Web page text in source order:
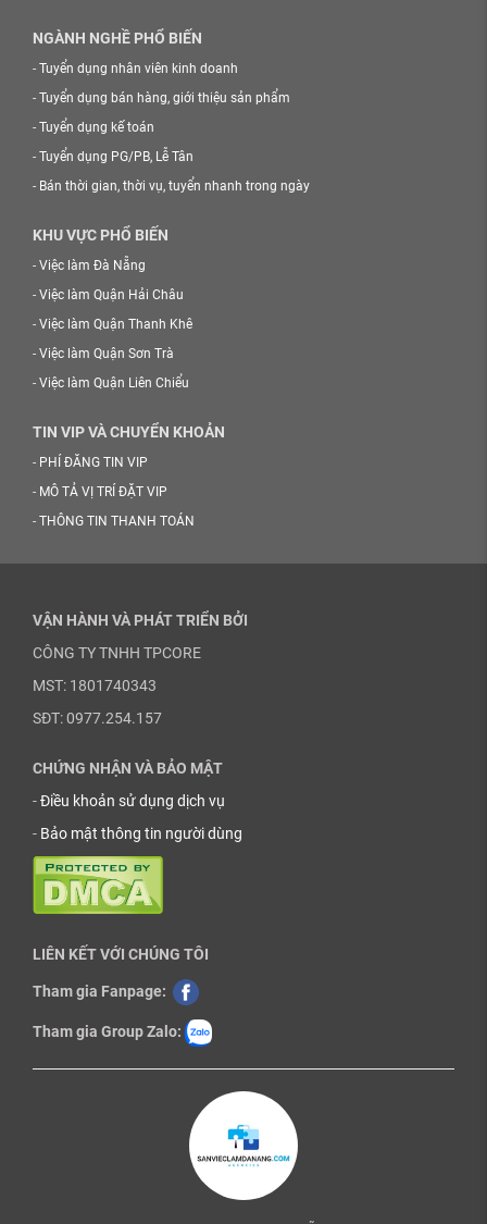
NGÀNH NGHỀ PHỔ BIẾN
- Tuyển dụng nhân viên kinh doanh
- Tuyển dụng bán hàng, giới thiệu sản phẩm
- Tuyển dụng kế toán
- Tuyển dụng PG/PB, Lễ Tân
- Bán thời gian, thời vụ, tuyển nhanh trong ngày
KHU VỰC PHỔ BIẾN
- Việc làm Đà Nẵng
- Việc làm Quận Hải Châu
- Việc làm Quận Thanh Khê
- Việc làm Quận Sơn Trà
- Việc làm Quận Liên Chiểu
TIN VIP VÀ CHUYỂN KHOẢN
- PHÍ ĐĂNG TIN VIP
- MÔ TẢ VỊ TRÍ ĐẶT VIP
- THÔNG TIN THANH TOÁN
VẬN HÀNH VÀ PHÁT TRIỂN BỞI
CÔNG TY TNHH TPCORE
MST: 1801740343
SĐT: 0977.254.157
CHỨNG NHẬN VÀ BẢO MẬT
-Điều khoản sử dụng dịch vụ
- Bảo mật thông tin người dùng
LIÊN KẾT VỚI CHÚNG TÔI
Tham gia Fanpage:
Tham gia Group Zalo: